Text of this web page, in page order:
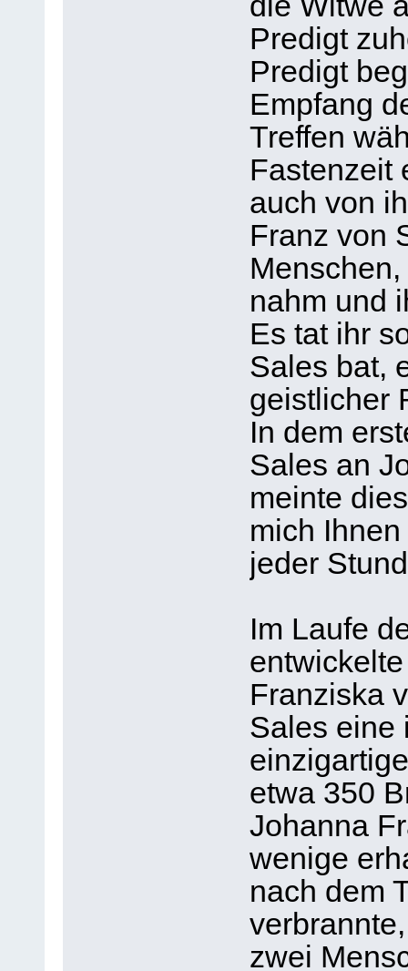
Predigt
Predigt
Empfang
Treffen
Fastenzeit
auch von
Franz von
nahm und
Es tat ihr
Sales bat,
geistlicher
In dem
Sales an
meinte
mich
jeder
Im Laufe
Franziska
Sales eine
etwa 350
Johanna
wenige
nach dem
zwei